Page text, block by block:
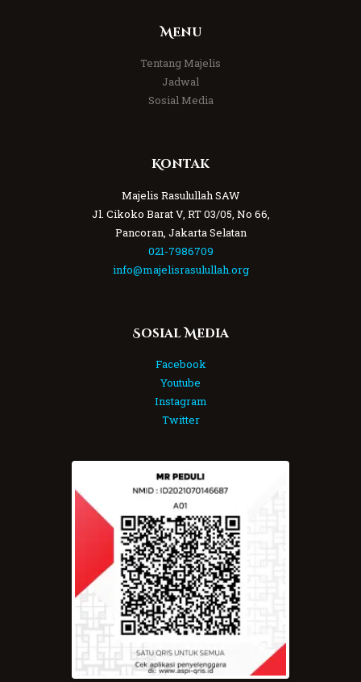
Menu
Tentang Majelis
Jadwal
Sosial Media
Kontak
Majelis Rasulullah SAW
Jl. Cikoko Barat V, RT 03/05, No 66,
Pancoran, Jakarta Selatan
021-7986709
info@majelisrasulullah.org
Sosial Media
Facebook
Youtube
Instagram
Twitter